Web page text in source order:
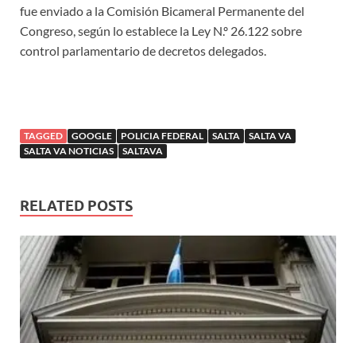
fue enviado a la Comisión Bicameral Permanente del
Congreso, según lo establece la Ley N.º 26.122 sobre
control parlamentario de decretos delegados.
TAGGED GOOGLE POLICIA FEDERAL SALTA
SALTA VA
SALTA VA NOTICIAS
SALTAVA
RELATED POSTS